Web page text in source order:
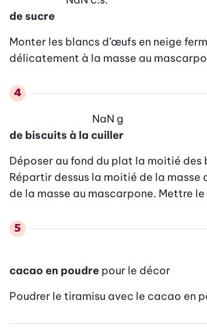
de sucre
Monter les blancs d’œufs en neige
délicatement à la masse au
de biscuits à la cuiller
NaN g
Déposer au fond du plat la moitié
Répartir dessus la moitié de la
de la masse au mascarpone. Mettre
cacao en poudre pour le décor
Poudrer le tiramisu avec le cacao en